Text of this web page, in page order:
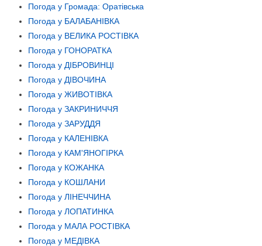
Погода у Громада: Оратівська
Погода у БАЛАБАНІВКА
Погода у ВЕЛИКА РОСТІВКА
Погода у ГОНОРАТКА
Погода у ДІБРОВИНЦІ
Погода у ДІВОЧИНА
Погода у ЖИВОТІВКА
Погода у ЗАКРИНИЧЧЯ
Погода у ЗАРУДДЯ
Погода у КАЛЕНІВКА
Погода у КАМ'ЯНОГІРКА
Погода у КОЖАНКА
Погода у КОШЛАНИ
Погода у ЛІНЕЧЧИНА
Погода у ЛОПАТИНКА
Погода у МАЛА РОСТІВКА
Погода у МЕДІВКА